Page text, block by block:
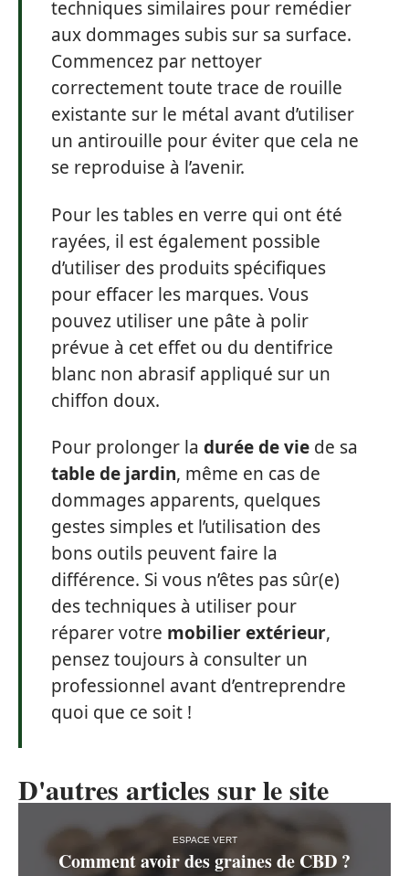
techniques similaires pour remédier
aux dommages subis sur sa surface.
Commencez par nettoyer
correctement toute trace de rouille
existante sur le métal avant d’utiliser
un antirouille pour éviter que cela ne
se reproduise à l’avenir.
Pour les tables en verre qui ont été
rayées, il est également possible
d’utiliser des produits spécifiques
pour effacer les marques. Vous
pouvez utiliser une pâte à polir
prévue à cet effet ou du dentifrice
blanc non abrasif appliqué sur un
chiffon doux.
Pour prolonger la durée de vie de sa
table de jardin, même en cas de
dommages apparents, quelques
gestes simples et l’utilisation des
bons outils peuvent faire la
différence. Si vous n’êtes pas sûr(e)
des techniques à utiliser pour
réparer votre mobilier extérieur,
pensez toujours à consulter un
professionnel avant d’entreprendre
quoi que ce soit !
D'autres articles sur le site
ESPACE VERT
Comment avoir des graines de CBD ?